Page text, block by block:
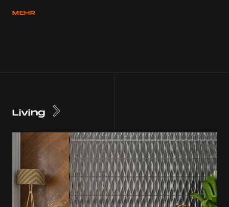
MEHR
Living